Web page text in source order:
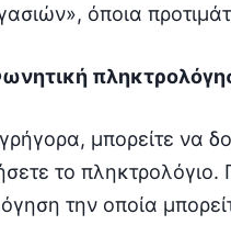
όποια
μπορείτε να
το
την οποία